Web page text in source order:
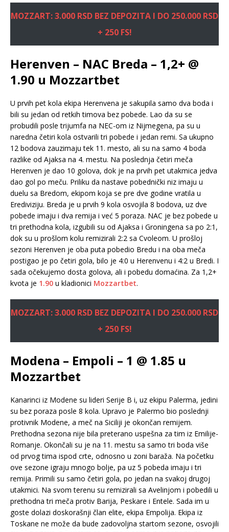
MOZZART: 3.000 RSD BEZ DEPOZITA I DO 250.000 RSD
+ 250 FS!
Herenven – NAC Breda – 1,2+ @
1.90 u Mozzartbet
U prvih pet kola ekipa Herenvena je sakupila samo dva boda i
bili su jedan od retkih timova bez pobede. Lao da su se
probudili posle trijumfa na NEC-om iz Nijmegena, pa su u
naredna četiri kola ostvarili tri pobede i jedan remi. Sa ukupno
12 bodova zauzimaju tek 11. mesto, ali su na samo 4 boda
razlike od Ajaksa na 4. mestu. Na poslednja četiri meča
Herenven je dao 10 golova, dok je na prvih pet utakmica jedva
dao gol po meču. Priliku da nastave pobednički niz imaju u
duelu sa Bredom, ekipom koja se pre dve godine vratila u
Erediviziju. Breda je u prvih 9 kola osvojila 8 bodova, uz dve
pobede imaju i dva remija i već 5 poraza. NAC je bez pobede u
tri prethodna kola, izgubili su od Ajaksa i Groningena sa po 2:1,
dok su u prošlom kolu remizirali 2:2 sa Cvoleom. U prošloj
sezoni Herenven je oba puta pobedio Bredu i na oba meča
postigao je po četiri gola, bilo je 4:0 u Herenvenu i 4:2 u Bredi. I
sada očekujemo dosta golova, ali i pobedu domaćina. Za 1,2+
kvota je 1.90 u kladionici Mozzartbet.
MOZZART: 3.000 RSD BEZ DEPOZITA I DO 250.000 RSD
+ 250 FS!
Modena – Empoli – 1 @ 1.85 u
Mozzartbet
Kanarinci iz Modene su lideri Serije B i, uz ekipu Palerma, jedini
su bez poraza posle 8 kola. Upravo je Palermo bio poslednji
protivnik Modene, a meč na Siciliji je okončan remijem.
Prethodna sezona nije bila preterano uspešna za tim iz Emilije-
Romanje. Okončali su je na 11. mestu sa samo tri boda više
od prvog tima ispod crte, odnosno u zoni baraža. Na početku
ove sezone igraju mnogo bolje, pa uz 5 pobeda imaju i tri
remija. Primili su samo četiri gola, po jedan na svakoj drugoj
utakmici. Na svom terenu su remizirali sa Avelinjom i pobedili u
prethodna tri meča protiv Barija, Peskare i Entele. Sada im u
goste dolazi doskorašnji član elite, ekipa Empolija. Ekipa iz
Toskane ne može da bude zadovoljna startom sezone, osvojili